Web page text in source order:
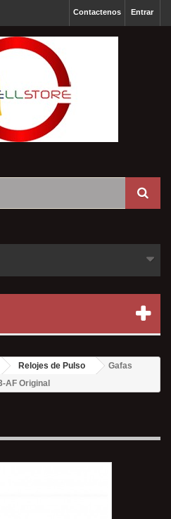
Entrar
Contactenos
Relojes de Pulso
Gafas
AF Original